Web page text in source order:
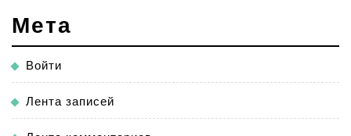
Мета
Войти
Лента записей